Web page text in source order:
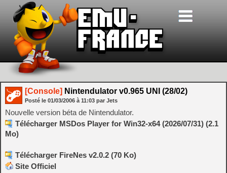
[Console] Nintendulator v0.965 UNI (28/02)
Posté le 01/03/2006 à 11:03 par Jets
Nouvelle version béta de Nintendulator.
Télécharger MSDos Player for Win32-x64 (2026/07/31) (2.1
Mo)
Télécharger FireNes v2.0.2 (70 Ko)
Site Officiel